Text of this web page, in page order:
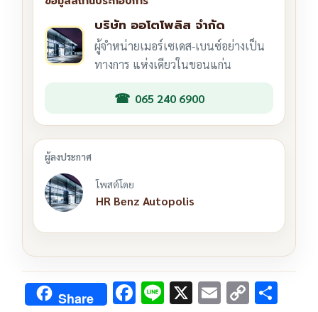
บริษัท ออโตโพลิส จำกัด
ผู้จำหน่ายเมอร์เซเดส-เบนซ์อย่างเป็น
ทางการ แห่งเดียวในขอนแก่น
065 240 6900
โพสต์โดย
HR Benz Autopolis
Share F Li X E C